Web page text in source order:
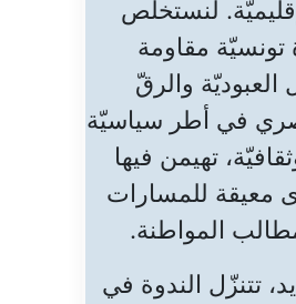
لنستخلص
مقاومة
العبوديّة والرقّ
في أطر سياسيّة
تهيمن فيها
معيقة للمسارات
المواطنة.
تتنزّل الندوة في